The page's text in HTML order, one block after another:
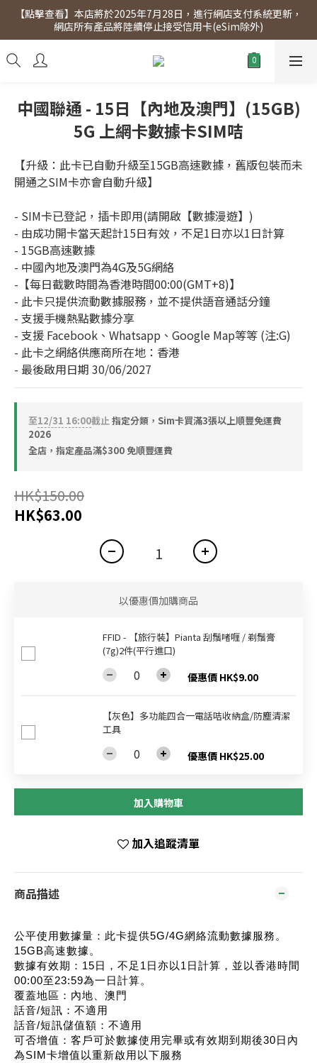
【點擊查看】會員專享 星期三全單95折!!!（優惠期至2026年12月
31日）。滿$300即免運費。
【點擊查看】本店將於2025年7月28日，進行網店支付系統更新，
網店所有產品將陸續停止接受信用卡(eSim除外)
【點擊查看】會員專享 星期三全單95折!!!（優惠期至2026年12月
31日）。滿$300即免運費。
中國聯通 - 15日【內地及澳門】(15GB)
5G 上網卡數據卡SIM咭
【升級：此卡已自動升級至15GB高速數據，舊版包裝而未
開通之SIM卡亦會自動升級】
- SIM卡已登記，插卡即用(請開啟【數據漫遊】)
- 由成功開卡當天起計15日有效，不足1日亦以1日計算
- 15GB高速數據
- 中國內地及澳門為4G及5G網絡
-【每日截數時間為香港時間00:00(GMT+8)】
- 此卡只提供流動數據服務，並不提供語音通話分鐘
- 支援手機熱點數據分享
- 支援 Facebook、Whatsapp、Google Map等等 (注:G)
- 此卡之網絡供應商所在地：香港
- 最後啟用日期 30/06/2027
至12/31 16:00截止指定分類，Sim卡買滿3張以上順豐免運費
2026
全店，指定產品滿$300 免順豐運費
HK$150.00
HK$63.00
以優惠價加購商品
FFID - 【旅行裝】Pianta 刮鬚啫喱 / 剃鬚膏
(7g)2件(平行進口)
優惠價 HK$9.00
【灰色】多功能四合一電話咭收納盒/防塵清潔
工具
優惠價 HK$25.00
加入購物車
加入追蹤清單
商品描述
公平使用數據量：此卡提供5G/4G網絡流動數據服務。
15GB高速數據。
數據有效期：15日，不足1日亦以1日計算，並以香港時間
00:00至23:59為一日計算。
覆蓋地區：內地、澳門
話音/短訊：不適用
話音/短訊儲值額：不適用
可否增值：客戶可於數據使用完畢或有效期到期後30日內
為SIM卡增值以重新啟用以下服務